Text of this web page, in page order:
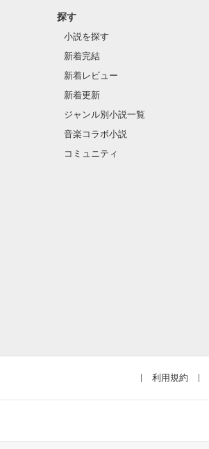
探す
小説を探す
新着完結
新着レビュー
新着更新
ジャンル別小説一覧
音楽コラボ小説
コミュニティ
利用規約